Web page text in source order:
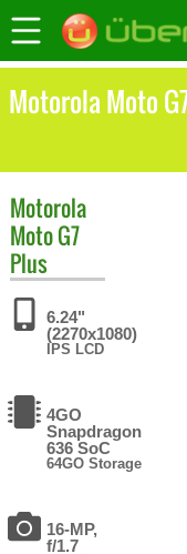
Motorola Moto
Motorola
Moto G7
Plus
6.24"
(2270x1080)
IPS LCD
4GO
Snapdragon
636 SoC
64GO Storage
16-MP,
f/1.7